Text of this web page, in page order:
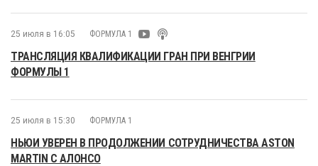
25 июля в 16:05 ФОРМУЛА 1
ТРАНСЛЯЦИЯ КВАЛИФИКАЦИИ ГРАН ПРИ ВЕНГРИИ
ФОРМУЛЫ 1
25 июля в 15:30 ФОРМУЛА 1
НЬЮИ УВЕРЕН В ПРОДОЛЖЕНИИ СОТРУДНИЧЕСТВА ASTON
MARTIN С АЛОНСО